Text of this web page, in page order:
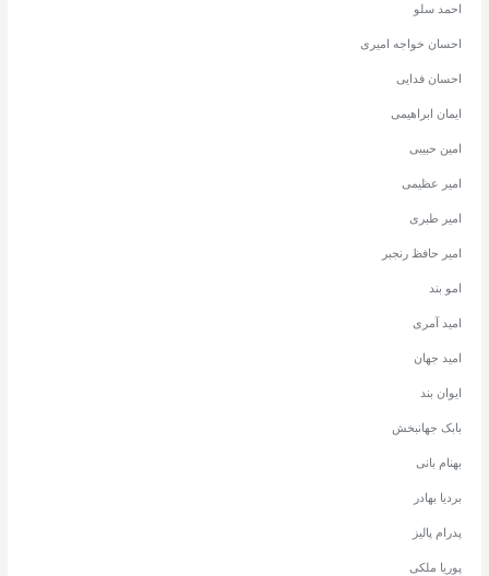
احمد سلو
احسان خواجه امیری
احسان فدایی
ایمان ابراهیمی
امین حبیبی
امیر عظیمی
امیر طبری
امیر حافظ رنجبر
امو بند
امید آمری
امید جهان
ایوان بند
بابک جهانبخش
بهنام بانی
بردیا بهادر
پدرام پالیز
پوریا ملکی